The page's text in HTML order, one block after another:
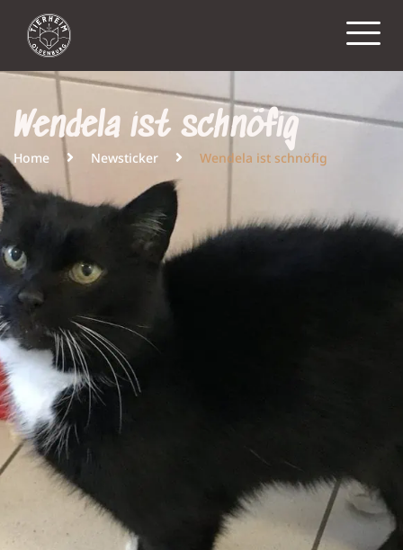
Wendela ist schnöfig
Home Newsticker Wendela ist schnöfig